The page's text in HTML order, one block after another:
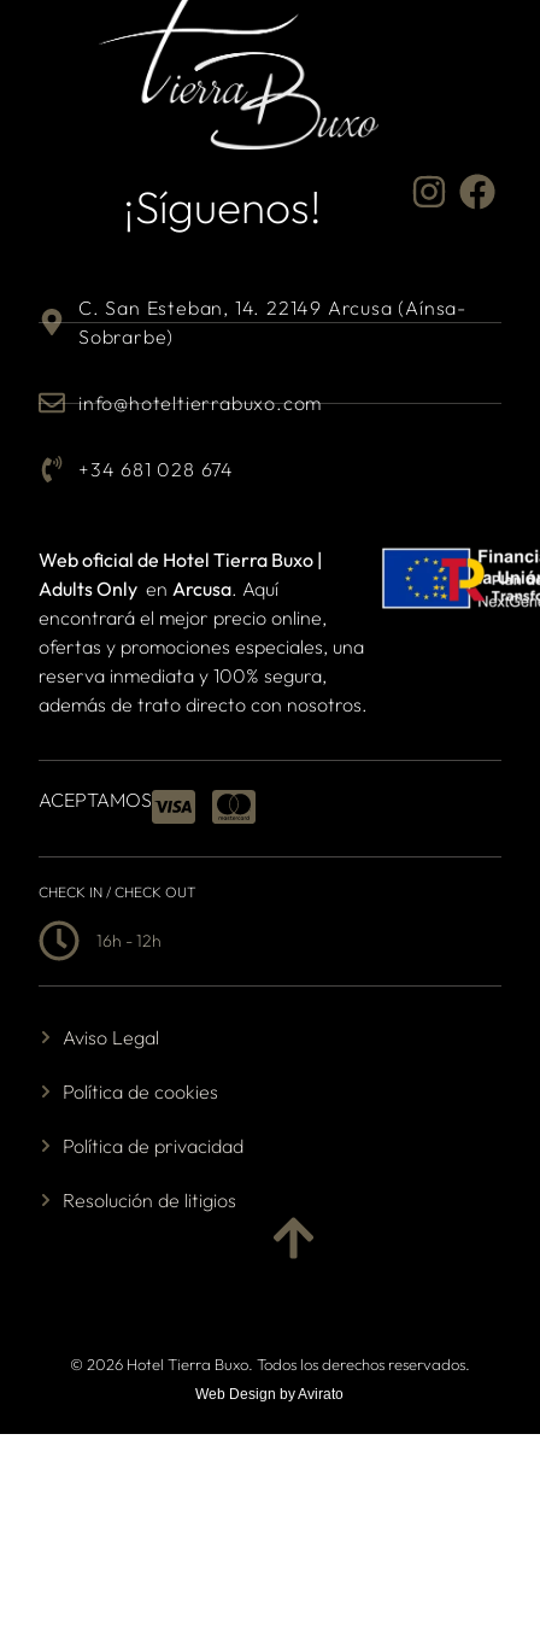
¡Síguenos!
C. San Esteban, 14. 22149 Arcusa (Aínsa-
Sobrarbe)
info@hoteltierrabuxo.com
+34 681 028 674
Web oficial de Hotel Tierra Buxo |
Adults Only enArcusa. Aquí
encontrará el mejor precio online,
ofertas y promociones especiales, una
reserva inmediata y 100% segura,
además de trato directo con nosotros.
ACEPTAMOS
CHECK IN / CHECK OUT
16h - 12h
Aviso Legal
Política de cookies
Política de privacidad
Resolución de litigios
© 2026 Hotel Tierra Buxo. Todos los derechos reservados.
Web Design by Avirato